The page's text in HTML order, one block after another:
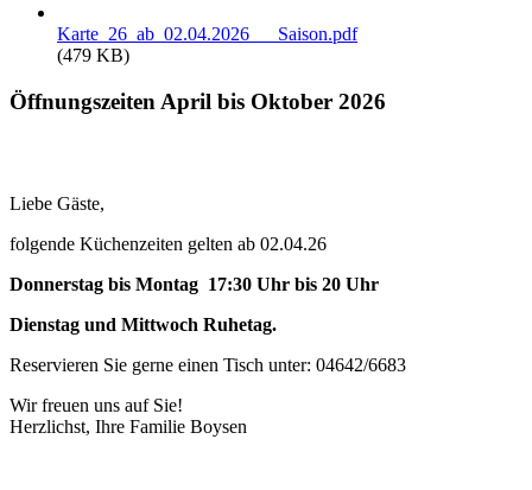
Karte_26_ab_02.04.2026___Saison.pdf
(479 KB)
Öffnungszeiten April bis Oktober 2026
Liebe Gäste,
folgende Küchenzeiten gelten ab 02.04.26
Donnerstag bis Montag 17:30 Uhr bis 20 Uhr
Dienstag und Mittwoch Ruhetag.
Reservieren Sie gerne einen Tisch unter: 04642/6683
Wir freuen uns auf Sie!
Herzlichst, Ihre Familie Boysen